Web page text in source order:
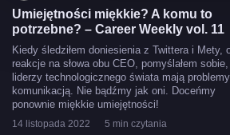
Umiejętności miękkie? A komu to
potrzebne? – Career Weekly vol. 11
Kiedy śledziłem doniesienia z Twittera i Mety,
reakcje na słowa obu CEO, pomyślałem
liderzy technologicznego świata mają
komunikacją. Nie bądźmy jak oni. Doceńmy
ponownie miękkie umiejętności!
14 listopada 2022 5 min czytania